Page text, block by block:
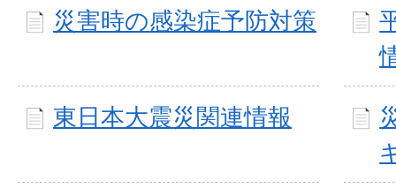
災害時の感染症予防対策
東日本大震災関連情報